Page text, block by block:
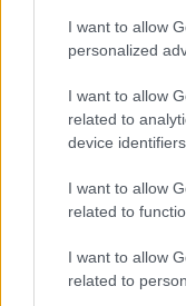
I want to allow
personalized
I want to allow
related to
device
I want to allow
related to
I want to allow
related to
Kimolos